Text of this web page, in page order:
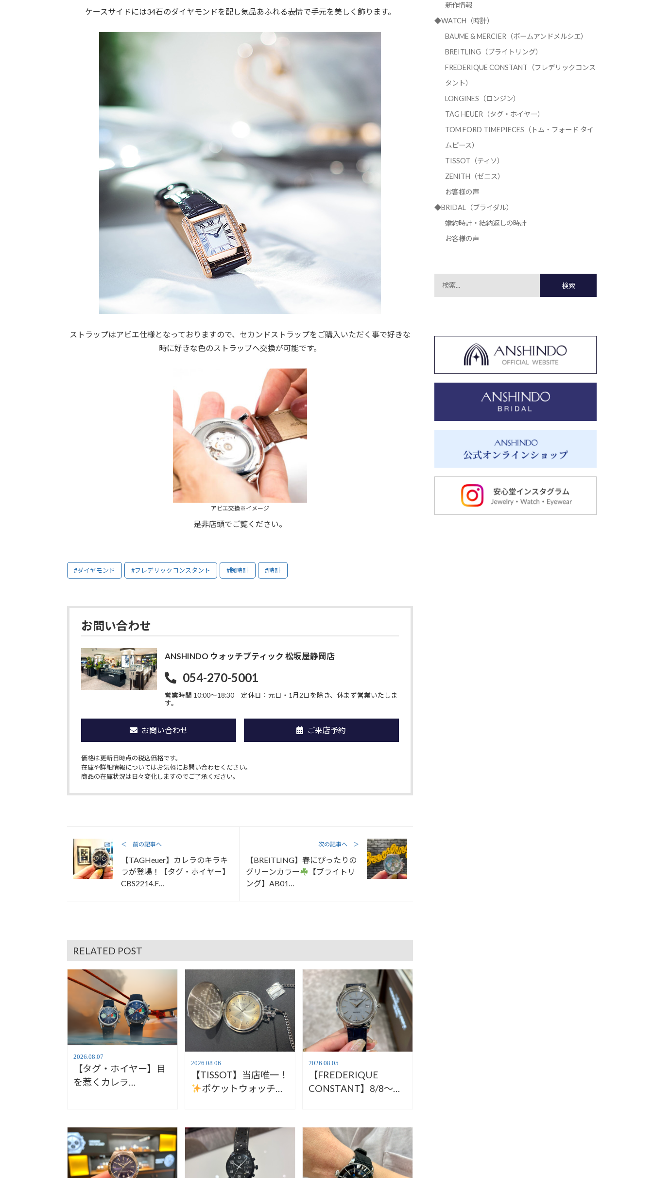
ケースサイドには34石のダイヤモンドを配し気品あふれる表情で手元を美しく飾ります。
ストラップはアビエ仕様となっておりますので、セカンドストラップをご購入いただく事で好きな
時に好きな色のストラップへ交換が可能です。
アビエ交換※イメージ
是非店頭でご覧ください。
#ダイヤモンド #フレデリックコンスタント #腕時計 #時計
お問い合わせ
ANSHINDO ウォッチブティック 松坂屋静岡店
054-270-5001
営業時間 10:00〜18:30
定休日：元日・1月2日を除き、休まず営業いたしま
す。
お問い合わせ ご来店予約
価格は更新日時点の税込価格です。
在庫や詳細情報についてはお気軽にお問い合わせください。
商品の在庫状況は日々変化しますのでご了承ください。
＜ 前の記事へ
【TAGHeuer】カレラのキラキ
ラが登場！【タグ・ホイヤー】
CBS2214.F…
次の記事へ ＞
【BREITLING】春にぴったりの
グリーンカラー
【ブライトリ
ング】AB01…
RELATED POST
2026.08.07
【タグ・ホイヤー】目
を惹くカレラ
2026.08.06
【TISSOT】当店唯一！
ポケットウォッチ
2026.08.05
【FREDERIQUE
CONSTANT】8/8～フ
タント】FC-120LB3S6
新作情報
◆WATCH（時計）
BAUME & MERCIER（ボームアンドメルシエ）
BREITLING（ブライトリング）
FREDERIQUE CONSTANT（フレデリックコンス
タント）
LONGINES（ロンジン）
TAG HEUER（タグ・ホイヤー）
TOM FORD TIMEPIECES（トム・フォード タイ
ムピース）
TISSOT（ティソ）
ZENITH（ゼニス）
お客様の声
◆BRIDAL（ブライダル）
婚約時計・結納返しの時計
お客様の声